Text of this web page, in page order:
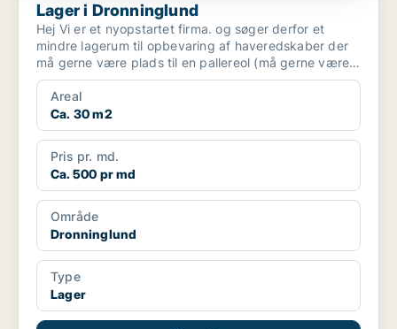
Lager i Dronninglund
Hej Vi er et nyopstartet firma. og søger derfor et
mindre lagerum til opbevaring af haveredskaber der
må gerne være plads til en pallereol (må gerne være
der...
Areal
Ca. 30 m2
Pris pr. md.
Ca. 500 pr md
Område
Dronninglund
Type
Lager